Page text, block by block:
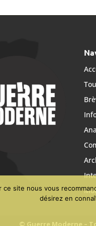
© Guerre Moderne –
ce site nous vous
désirez en